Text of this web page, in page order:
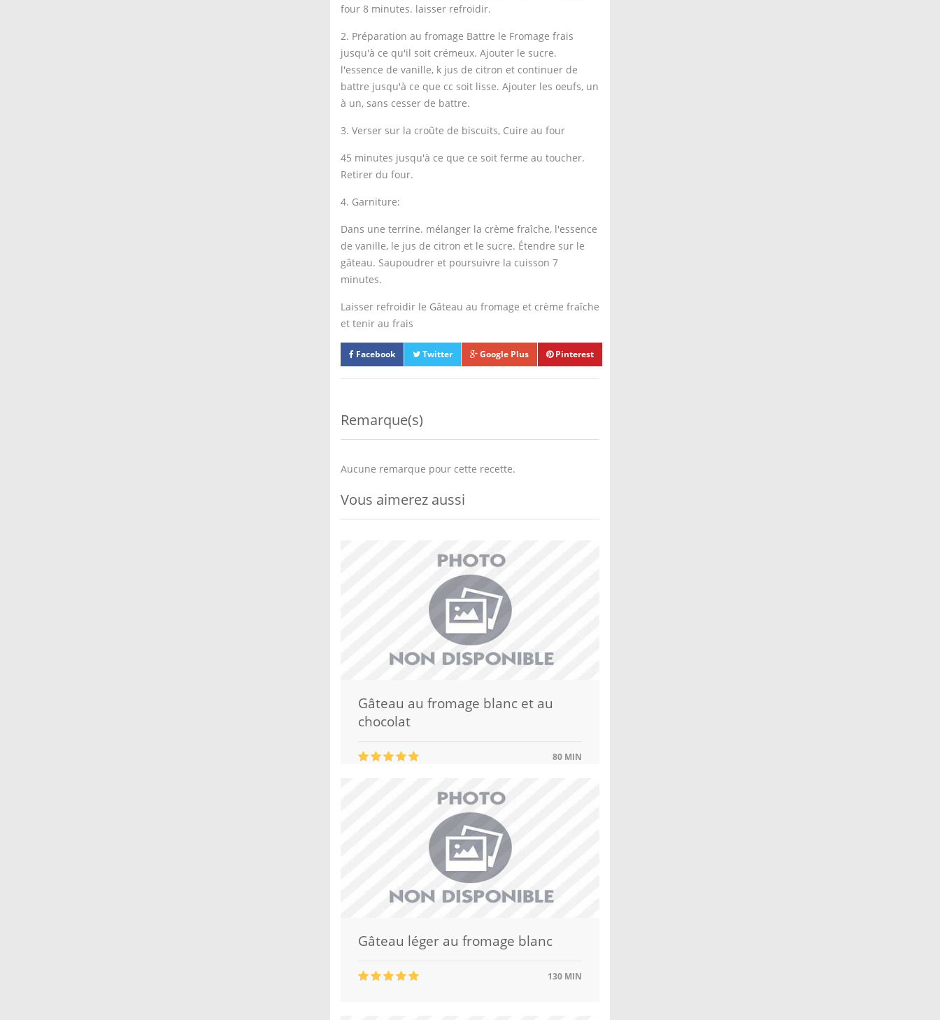
four 8 minutes. laisser refroidir.
2. Préparation au fromage Battre le Fromage frais
jusqu'à ce qu'il soit crémeux. Ajouter le sucre.
l'essence de vanille, k jus de citron et continuer de
battre jusqu'à ce que cc soit lisse. Ajouter les oeufs, un
à un, sans cesser de battre.
3. Verser sur la croûte de biscuits, Cuire au four
45 minutes jusqu'à ce que ce soit ferme au toucher.
Retirer du four.
4. Garniture:
Dans une terrine. mélanger la crème fraîche, l'essence
de vanille, le jus de citron et le sucre. Étendre sur le
gâteau. Saupoudrer et poursuivre la cuisson 7
minutes.
Laisser refroidir le Gâteau au fromage et crème fraîche
et tenir au frais
Facebook Twitter Google Plus Pinterest
Remarque(s)
Aucune remarque pour cette recette.
Vous aimerez aussi
Gâteau au fromage blanc et au
chocolat
80 MIN
Gâteau léger au fromage blanc
130 MIN